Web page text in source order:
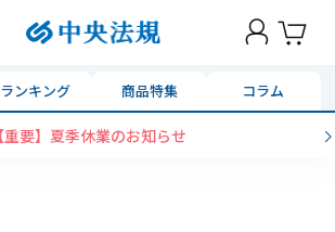
ランキング 商品特集 コラム
コンビニ決済に「セブンイレブン」を追加いた